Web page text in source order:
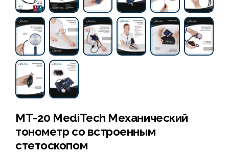
МТ-20 MediTech Механический
тонометр со встроенным
стетоскопом